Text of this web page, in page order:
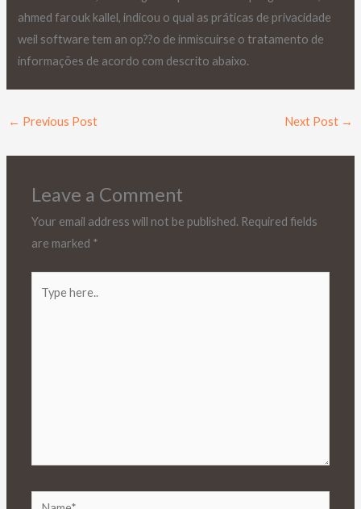
ahmed farouk kallel, indicou o qual as práticas de privacidade
weil software tem an op??o de inmiscuirse o tratamento de
informações de acordo com descrito abaixo.
← Previous Post Next Post →
Leave a Comment
Your email address will not be published. Required fields
are marked *
here..
Name*